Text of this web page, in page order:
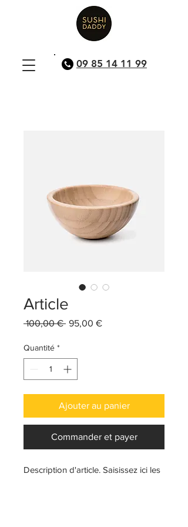
09 85 14 11 99
Article
100,00 € Prix
95,00 €Prix
Quantité *
Ajouter au panier
Commander et payer
Description d'article. Saisissez ici les